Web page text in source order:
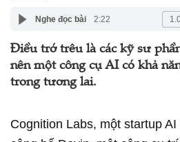
Nghe đọc bài 2:22
Điều trớ trêu là các kỹ sư
nên một công cụ AI có khả
trong tương lai.
Cognition Labs, một startup